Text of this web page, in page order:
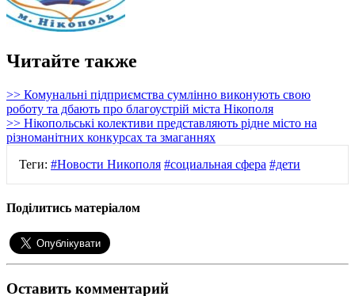
Читайте также
>> Комунальні підприємства сумлінно виконують свою
роботу та дбають про благоустрій міста Нікополя
>> Нікопольські колективи представляють рідне місто на
різноманітних конкурсах та змаганнях
Теги: #Новости Никополя #социальная сфера #дети
Поділитись матеріалом
Оставить комментарий